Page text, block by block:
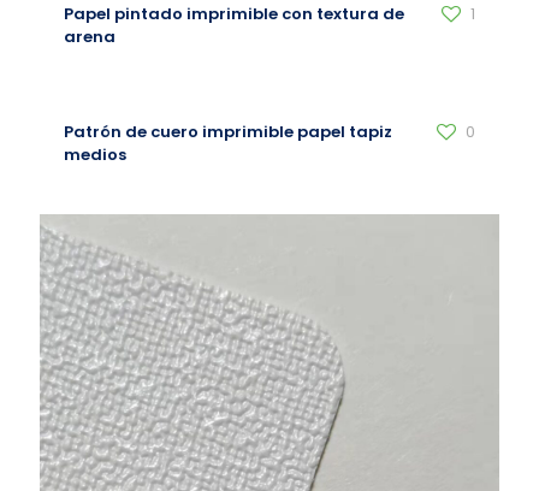
Papel pintado imprimible con textura de
arena
1
Patrón de cuero imprimible papel tapiz
medios
0